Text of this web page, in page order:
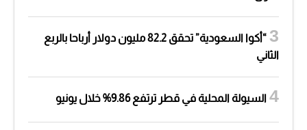
“أكوا السعودية” تحقق 82.2 مليون دولار أرباحا بالربع
الثاني
السيولة المحلية في قطر ترتفع 9.86% خلال يونيو